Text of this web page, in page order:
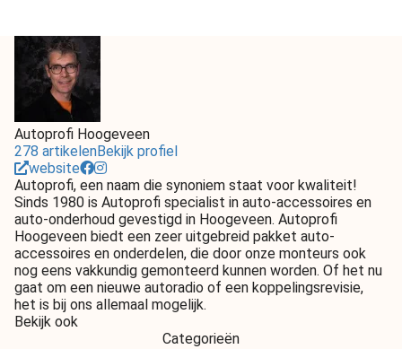
Autoprofi Hoogeveen
278 artikelenBekijk profiel
website
Autoprofi, een naam die synoniem staat voor kwaliteit!
Sinds 1980 is Autoprofi specialist in auto-accessoires en
auto-onderhoud gevestigd in Hoogeveen. Autoprofi
Hoogeveen biedt een zeer uitgebreid pakket auto-
accessoires en onderdelen, die door onze monteurs ook
nog eens vakkundig gemonteerd kunnen worden. Of het nu
gaat om een nieuwe autoradio of een koppelingsrevisie,
het is bij ons allemaal mogelijk.
Bekijk ook
Categorieën